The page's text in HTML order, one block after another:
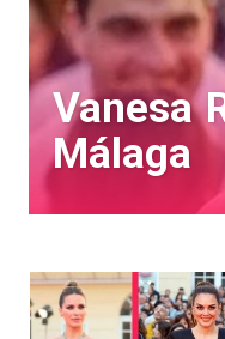
Vanesa
Málaga